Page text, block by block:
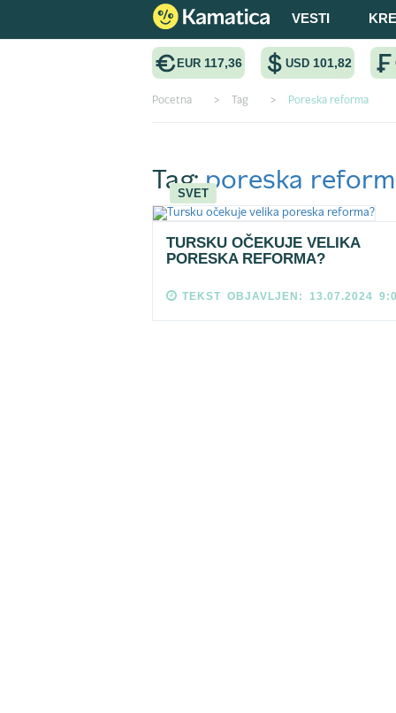
VESTI
EUR 117,36 USD 101,82
Pocetna > Tag > Poreska reforma
Tag:poreska
SVET
TURSKU OČEKUJE VELIKA
PORESKA REFORMA?
TEKST OBJAVLJEN: 13.07.2024